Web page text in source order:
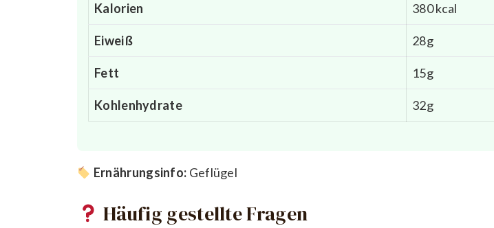
Kalorien 380 kcal
Eiweiß 28g
Fett 15g
Kohlenhydrate 32g
Ernährungsinfo: Geflügel
Häufig gestellte Fragen